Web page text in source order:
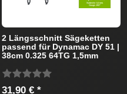
2 Längsschnitt Sägeketten
passend für Dynamac DY 51 |
38cm 0.325 64TG 1,5mm
31,90 € *